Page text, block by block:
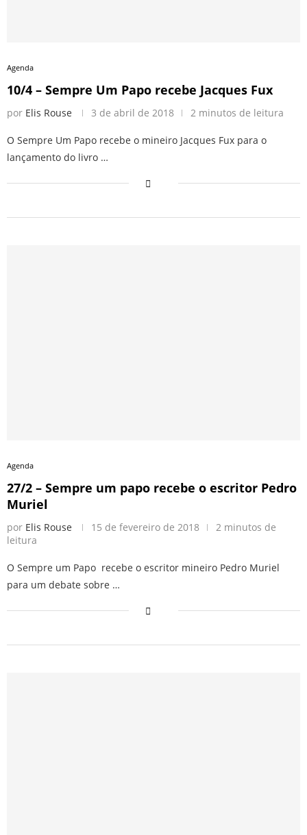
Agenda
10/4 – Sempre Um Papo recebe Jacques Fux
por Elis Rouse 3 de abril de 2018 2 minutos de leitura
O Sempre Um Papo recebe o mineiro Jacques Fux para o
lançamento do livro …
Agenda
27/2 – Sempre um papo recebe o escritor Pedro
Muriel
por Elis Rouse 15 de fevereiro de 2018
2 minutos de
leitura
O Sempre um Papo recebe o escritor mineiro Pedro Muriel
para um debate sobre …